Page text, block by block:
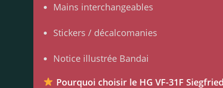
Mains interchangeables
Stickers / décalcomanies
Notice illustrée Bandai
Pourquoi choisir le HG VF-31F